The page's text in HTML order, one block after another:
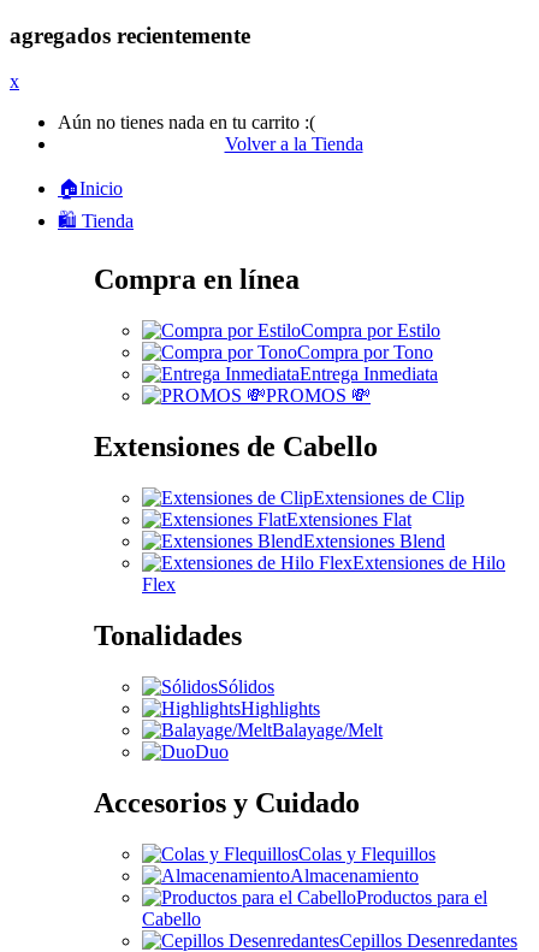
agregados recientemente
x
Aún no tienes nada en tu carrito :(
Volver a la Tienda
🏠Inicio
🛍️ Tienda
Compra en línea
Compra por Estilo
Compra por Tono
Entrega Inmediata
PROMOS 💸
Extensiones de Cabello
Extensiones de Clip
Extensiones Flat
Extensiones Blend
Extensiones de Hilo
Flex
Tonalidades
Sólidos
Highlights
Balayage/Melt
Duo
Accesorios y Cuidado
Colas y Flequillos
Almacenamiento
Productos para el
Cabello
Cepillos Desenredantes